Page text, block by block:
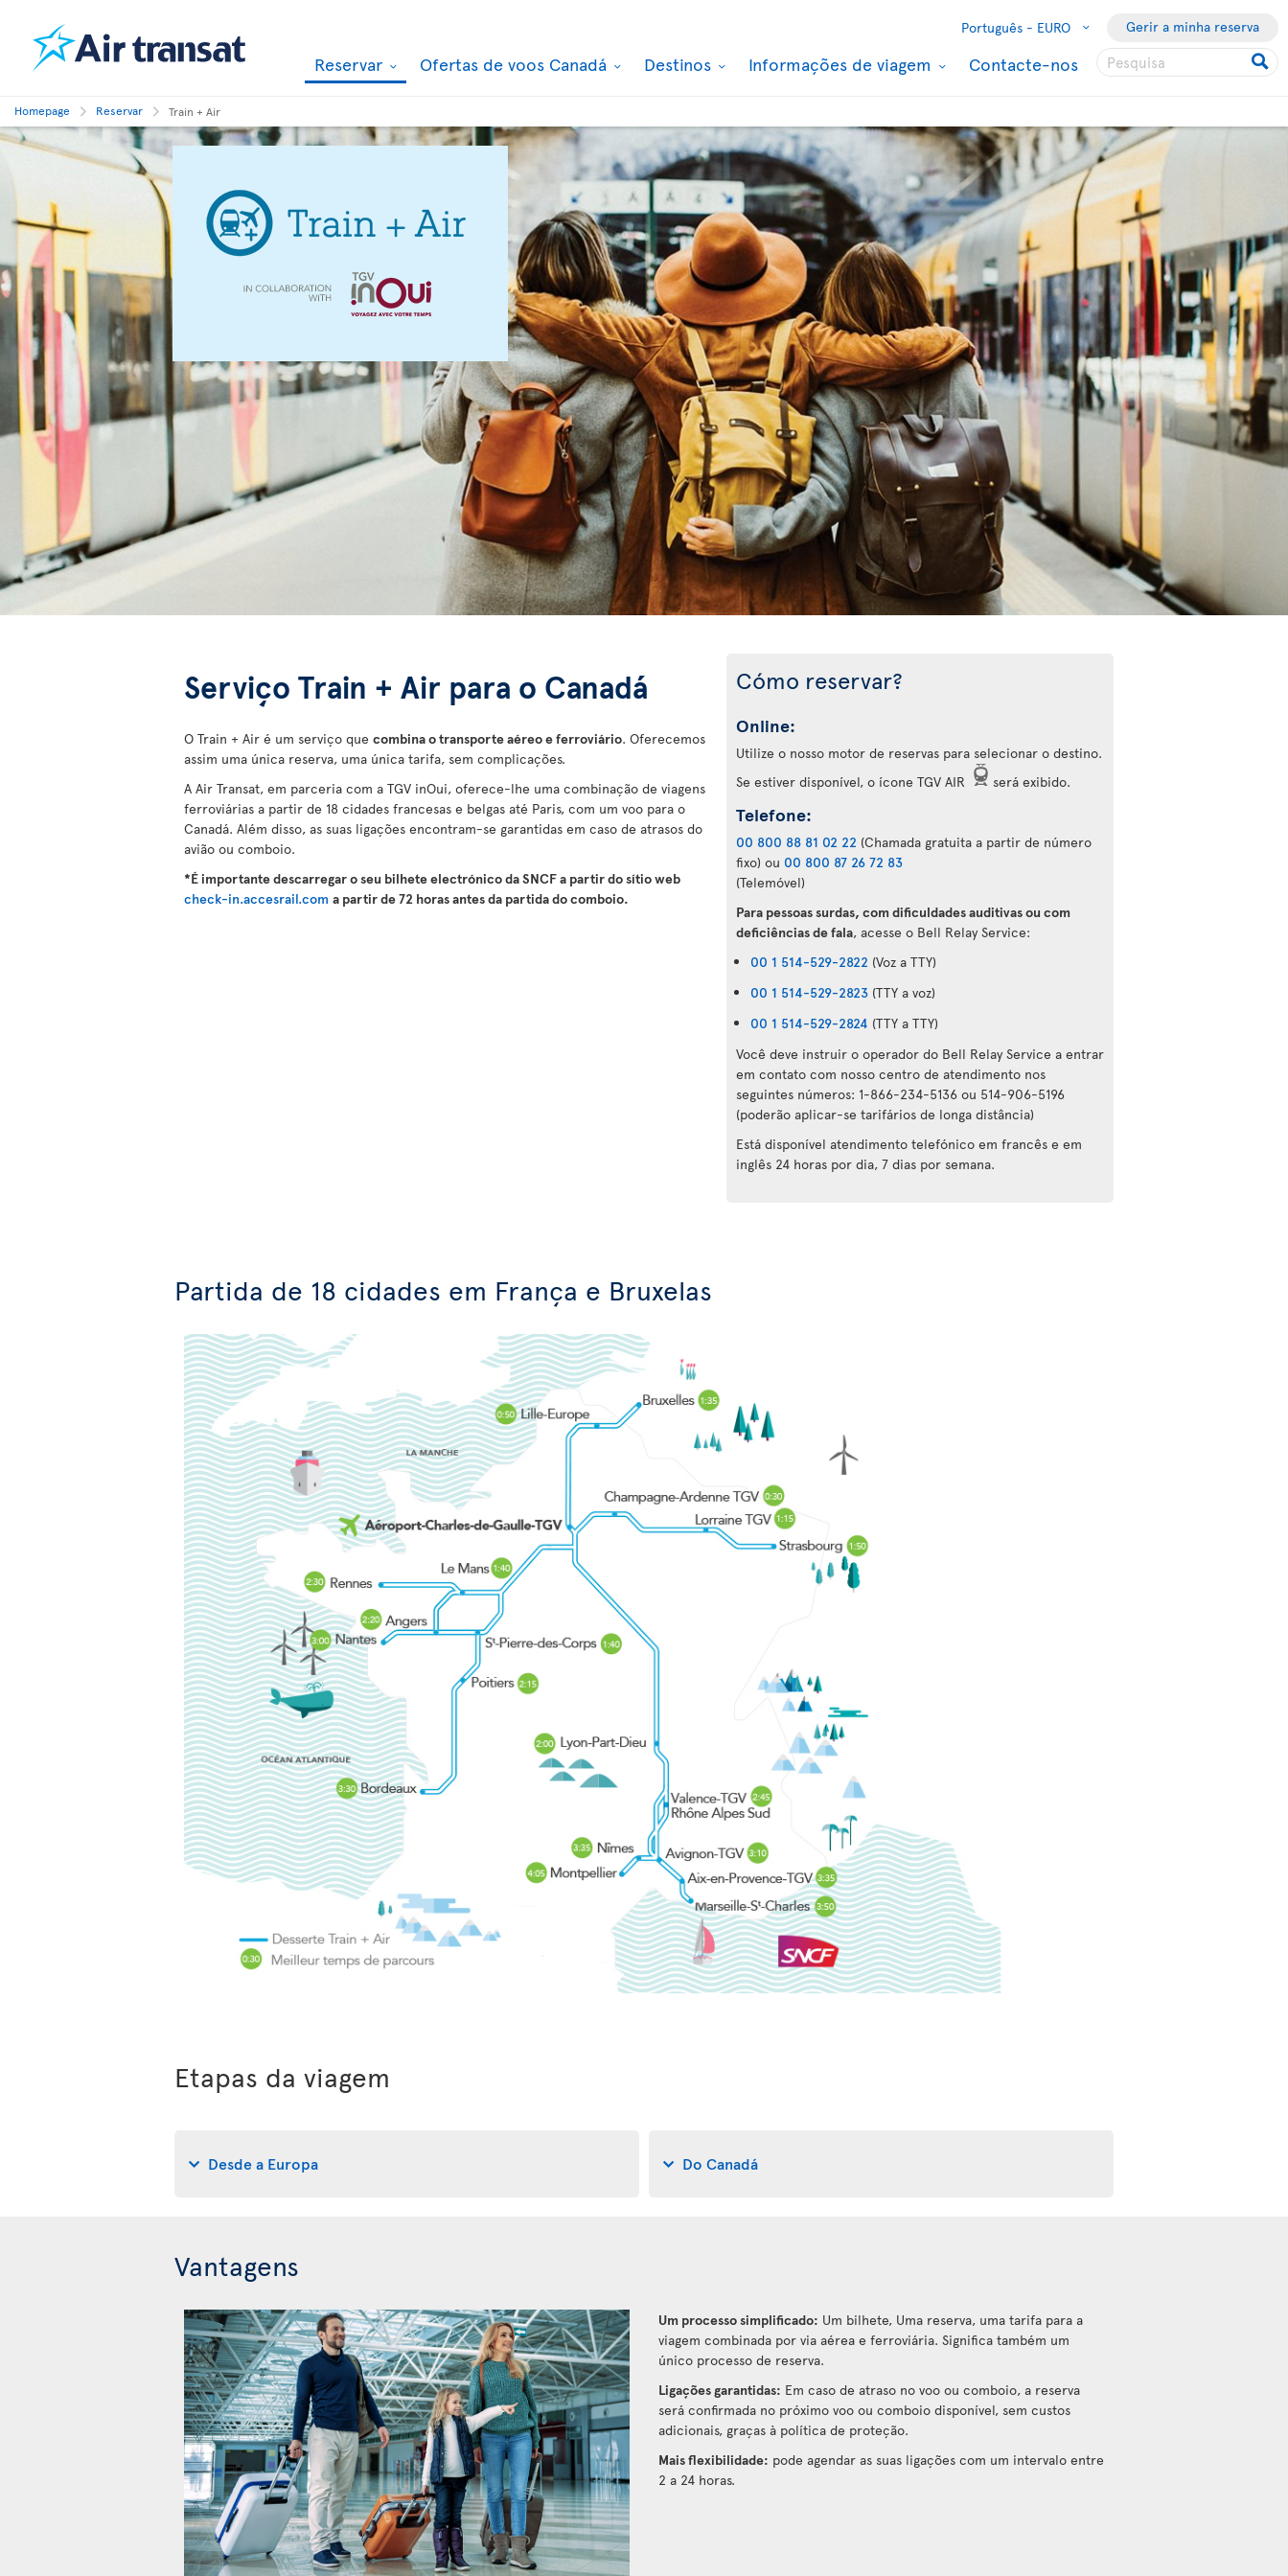
Português - EURO Gerir a minha reserva
Reservar Ofertas de voos Canadá Destinos Informações de viagem Contacte-nos
Homepage Reservar Train + Air
Serviço Train + Air para o Canadá
O Train + Air é um serviço que combina o transporte aéreo e ferroviário. Oferecemos
assim uma única reserva, uma única tarifa, sem complicações.
A Air Transat, em parceria com a TGV inOui, oferece-lhe uma combinação de viagens
ferroviárias a partir de 18 cidades francesas e belgas até Paris, com um voo para o
Canadá. Além disso, as suas ligações encontram-se garantidas em caso de atrasos do
avião ou comboio.
*É importante descarregar o seu bilhete electrónico da SNCF a partir do sítio web
check-in.accesrail.com a partir de 72 horas antes da partida do comboio.
Cómo reservar?
Online:
Utilize o nosso motor de reservas para selecionar o destino.
Se estiver disponível, o ícone TGV AIR
será exibido.
Telefone:
00 800 88 81 02 22 (Chamada gratuita a partir de número
fixo) ou 00 800 87 26 72 83
(Telemóvel)
Para pessoas surdas, com dificuldades auditivas ou com
deficiências de fala, acesse o Bell Relay Service:
00 1 514-529-2822 (Voz a TTY)
00 1 514-529-2823(TTY a voz)
00 1 514-529-2824 (TTY a TTY)
Você deve instruir o operador do Bell Relay Service a entrar
em contato com nosso centro de atendimento nos
seguintes números: 1-866-234-5136 ou 514-906-5196
(poderão aplicar-se tarifários de longa distância)
Está disponível atendimento telefónico em francês e em
inglês 24 horas por dia, 7 dias por semana.
Partida de 18 cidades em França e Bruxelas
Etapas da viagem
Desde a Europa Do Canadá
Vantagens
Um processo simplificado: Um bilhete, Uma reserva, uma tarifa para a
viagem combinada por via aérea e ferroviária. Significa também um
único processo de reserva.
Ligações garantidas: Em caso de atraso no voo ou comboio, a reserva
será confirmada no próximo voo ou comboio disponível, sem custos
adicionais, graças à política de proteção.
Mais flexibilidade: pode agendar as suas ligações com um intervalo entre
2 a 24 horas.